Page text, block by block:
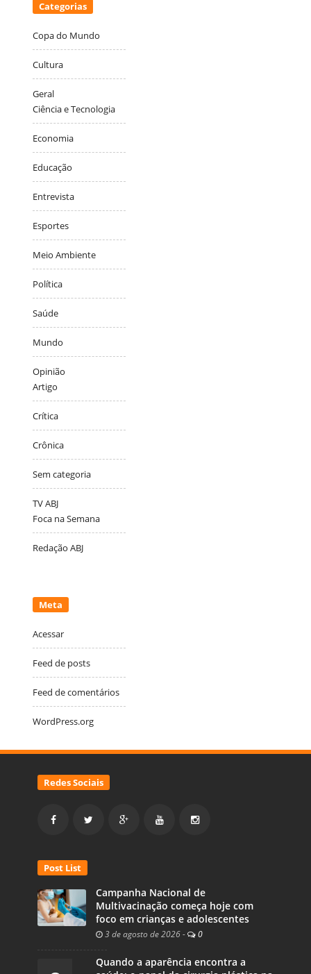
Categorias
Copa do Mundo
Cultura
Geral
Ciência e Tecnologia
Economia
Educação
Entrevista
Esportes
Meio Ambiente
Política
Saúde
Mundo
Opinião
Artigo
Crítica
Crônica
Sem categoria
TV ABJ
Foca na Semana
Redação ABJ
Meta
Acessar
Feed de posts
Feed de comentários
WordPress.org
Redes Sociais
Post List
Campanha Nacional de
Multivacinação começa hoje com
foco em crianças e adolescentes
3 de agosto de 2026 - 0
Quando a aparência encontra a